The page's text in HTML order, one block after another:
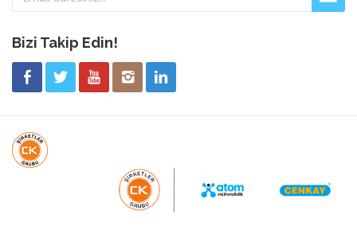
Bizi Takip Edin!